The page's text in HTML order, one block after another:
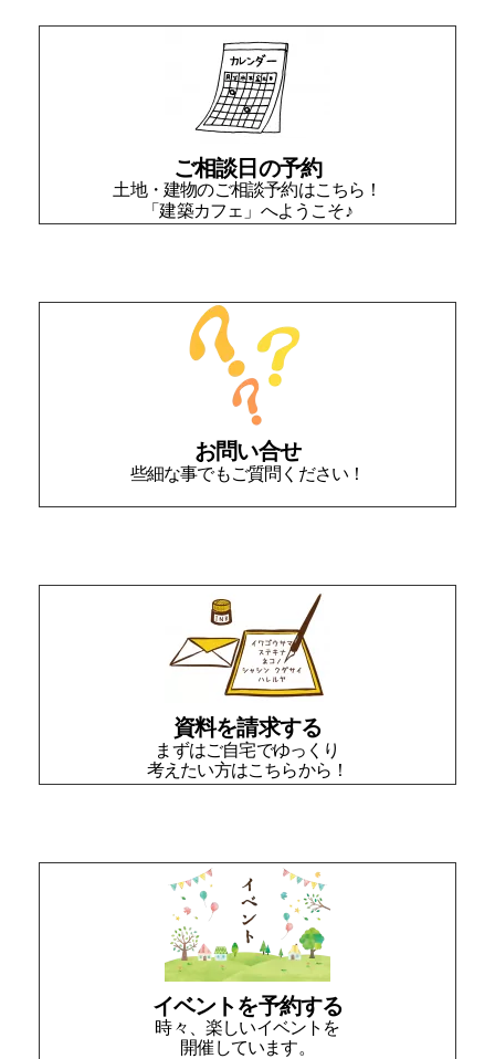
ご相談日の予約
土地・建物のご相談予約はこちら！
「建築カフェ」へようこそ♪
お問い合せ
些細な事でもご質問ください！
資料を請求する
まずはご自宅でゆっくり
考えたい方はこちらから！
イベントを予約する
時々、楽しいイベントを
開催しています。